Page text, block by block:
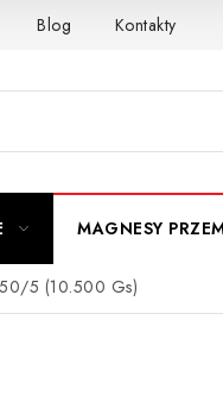
Blog Kontakty
MAGNESY
5 (10.500 Gs)